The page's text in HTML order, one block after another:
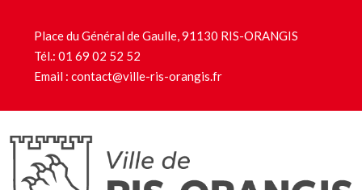
Place du Général de Gaulle, 91130 RIS-ORANGIS
Tél.: 01 69 02 52 52
Email : contact@ville-ris-orangis.fr